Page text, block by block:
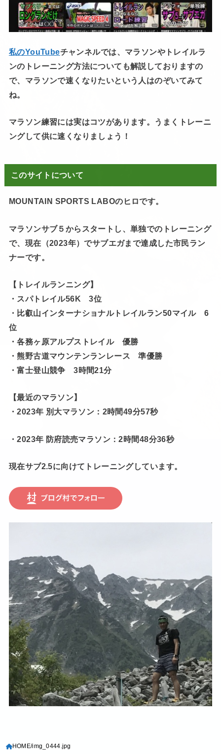
私のYouTubeチャンネルでは、マラソンやトレイルラ
ンのトレーニング方法についても解説しておりますの
で、マラソンで速くなりたいという人はのぞいてみて
ね。
マラソン練習には実はコツがあります。うまくトレーニ
ングして供に速くなりましょう！
このサイトについて
MOUNTAIN SPORTS LABOのヒロです。
マラソンサブ５からスタートし、単独でのトレーニング
で、現在（2023年）でサブエガまで達成した市民ラン
ナーです。
【トレイルランニング】
・スパトレイル56K 3位
・比叡山インターナショナルトレイルラン50マイル 6
位
・各務ヶ原アルプストレイル 優勝
・熊野古道マウンテンランレース 準優勝
・富士登山競争 3時間21分
【最近のマラソン】
・2023年 別大マラソン：2時間49分57秒
・2023年 防府読売マラソン：2時間48分36秒
現在サブ2.5に向けてトレーニングしています。
HOME img_0444.jpg